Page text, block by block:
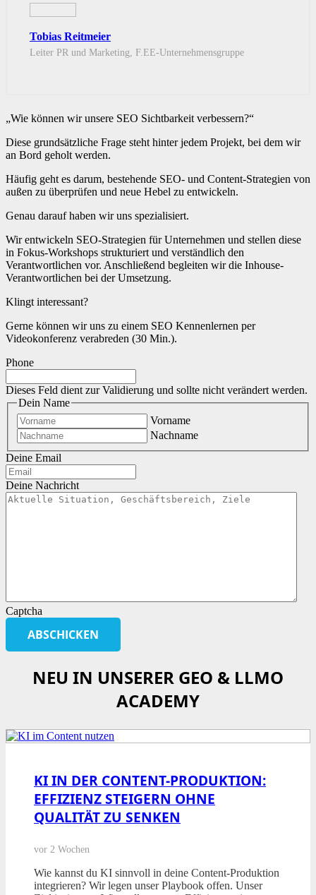
Tobias Reitmeier
Leiter PR und Marketing, F.EE-Unternehmensgruppe
„Wie können wir unsere SEO Sichtbarkeit verbessern?“
Diese grundsätzliche Frage steht hinter jedem Projekt, bei dem wir
an Bord geholt werden.
Häufig geht es darum, bestehende SEO- und Content-Strategien von
außen zu überprüfen und neue Hebel zu entwickeln.
Genau darauf haben wir uns spezialisiert.
Wir entwickeln SEO-Strategien für Unternehmen und stellen diese
in Fokus-Workshops strukturiert und verständlich den
Verantwortlichen vor. Anschließend begleiten wir die Inhouse-
Verantwortlichen bei der Umsetzung.
Klingt interessant?
Gerne können wir uns zu einem SEO Kennenlernen per
Videokonferenz verabreden (30 Min.).
Phone
Dieses Feld dient zur Validierung und sollte nicht verändert werden.
Dein Name
Vorname
Nachname
Deine Email
Deine Nachricht
Captcha
NEU IN UNSERER GEO & LLMO
ACADEMY
KI IN DER CONTENT-PRODUKTION:
EFFIZIENZ STEIGERN OHNE
QUALITÄT ZU SENKEN
vor 2 Wochen
Wie kannst du KI sinnvoll in deine Content-Produktion
integrieren? Wir legen unser Playbook offen. Unser